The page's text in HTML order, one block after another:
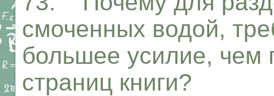
смоченных водой,
большее усилие, чем
страниц книги?